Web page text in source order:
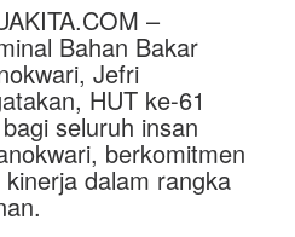
–
Bahan Bakar
Jefri
HUT ke-61
seluruh insan
berkomitmen
dalam rangka